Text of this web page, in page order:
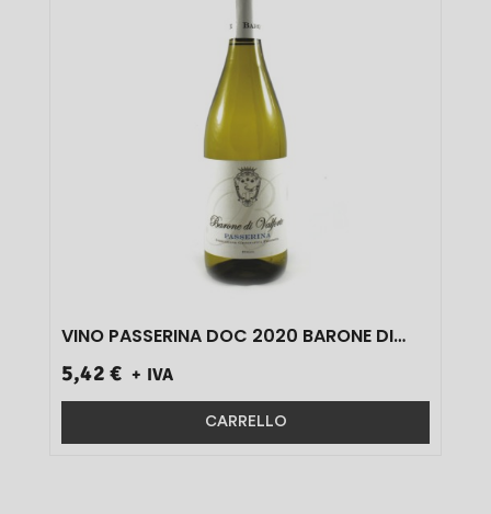
VINO PASSERINA DOC 2020 BARONE DI
5,42 € + IVA
CARRELLO